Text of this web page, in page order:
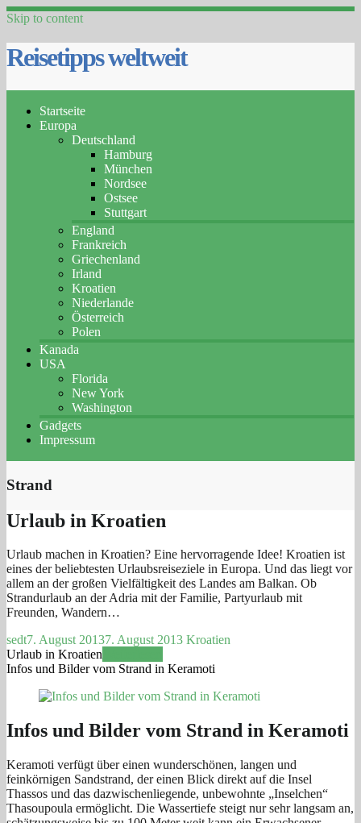
Skip to content
Reisetipps weltweit
Startseite
Europa
Deutschland
Hamburg
München
Nordsee
Ostsee
Stuttgart
England
Frankreich
Griechenland
Irland
Kroatien
Niederlande
Österreich
Polen
Kanada
USA
Florida
New York
Washington
Gadgets
Impressum
Strand
Urlaub in Kroatien
Urlaub machen in Kroatien? Eine hervorragende Idee! Kroatien ist
eines der beliebtesten Urlaubsreiseziele in Europa. Und das liegt vor
allem an der großen Vielfältigkeit des Landes am Balkan. Ob
Strandurlaub an der Adria mit der Familie, Partyurlaub mit
Freunden, Wandern…
sedt7. August 20137. August 2013 Kroatien
Urlaub in Kroatien
Infos und Bilder vom Strand in Keramoti
Infos und Bilder vom Strand in Keramoti
Keramoti verfügt über einen wunderschönen, langen und
feinkörnigen Sandstrand, der einen Blick direkt auf die Insel
Thassos und das dazwischenliegende, unbewohnte „Inselchen“
Thasoupoula ermöglicht. Die Wassertiefe steigt nur sehr langsam an,